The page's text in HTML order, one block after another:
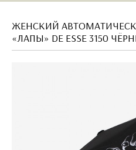
ЖЕНСКИЙ
«ЛАПЫ» DE ESSE 3150